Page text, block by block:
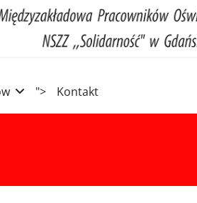
"> Kontakt